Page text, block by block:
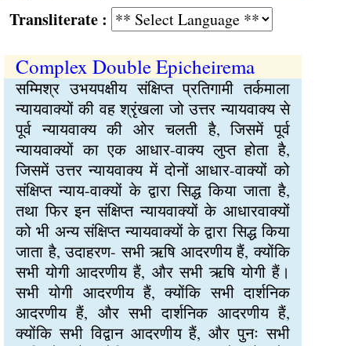
:
Complex Double Epicheirema
सम्मिश्र उभयपक्षीय संक्षिप्त प्रतिगामी तर्कमाला
न्यायवाक्यों की वह श्रृंखला जो उत्तर न्यायवाक्य से
पूर्व न्यायवाक्य की ओर चलती है, जिसमें पूर्व
न्यायवाक्यों का एक आधार-वाक्य लुप्त होता है,
जिसमें उत्तर न्यायवाक्य में दोनों आधार-वाक्यों को
संक्षिप्त न्याय-वाक्यों के द्वारा सिद्ध किया जाता है,
तथा फिर इन संक्षिप्त न्यायवाक्यों के आधारवाक्यों
को भी अन्य संक्षिप्त न्यायवाक्यों के द्वारा सिद्ध किया
जाता है, उदाहरण- सभी ऋषि आदरणीय हैं, क्योंकि
सभी योगी आदरणीय हैं, और सभी ऋषि योगी हैं।
सभी योगी आदरणीय हैं, क्योंकि सभी दार्शनिक
आदरणीय हैं, और सभी दार्शनिक आदरणीय हैं,
क्योंकि सभी विद्वान आदरणीय हैं, और पुनः सभी